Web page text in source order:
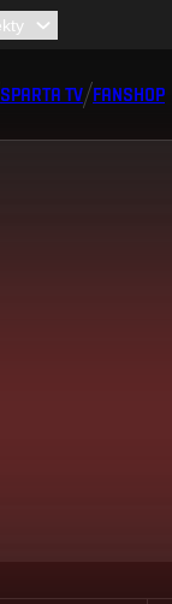
SPARTA TV FANSHOP